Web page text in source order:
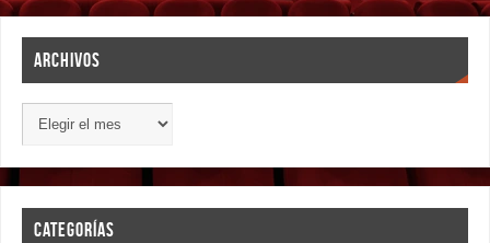
ARCHIVOS
CATEGORÍAS